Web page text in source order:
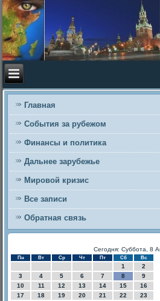
Главная
События за рубежом
Финансы и политика
Дальнее зарубежье
Мировой кризис
Все записи
Обратная связь
Сегодня: Суббота, 8
Пн Вт Ср Чт Пт Сб Вс
1
2
3
4 5 6 7 8
9
10
11 12 13 14 15
16
17
18 19 20 21 22
23